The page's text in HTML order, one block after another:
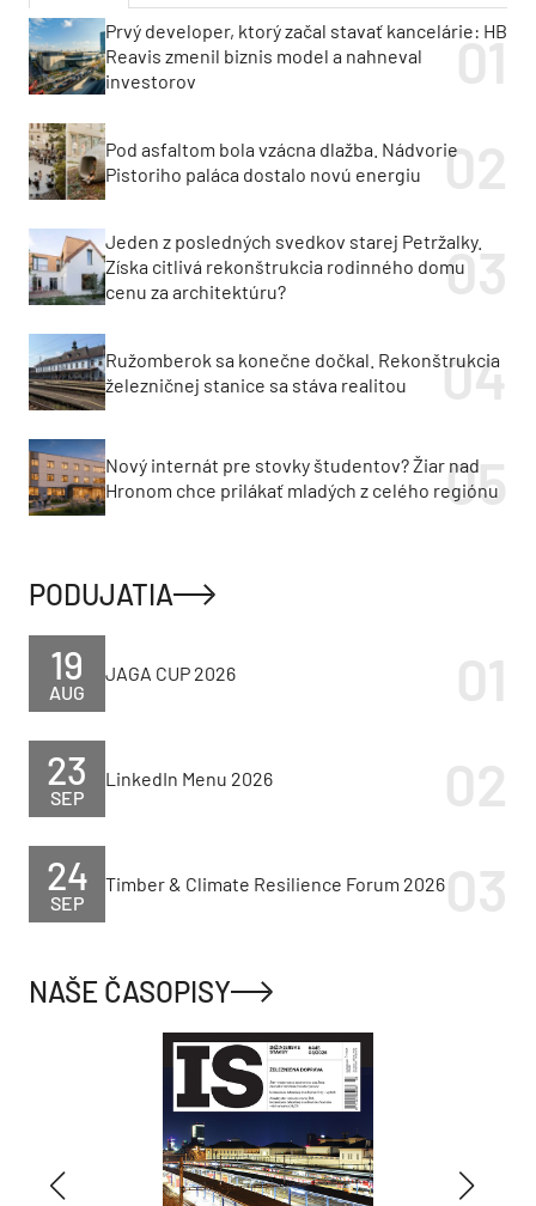
Prvý developer, ktorý začal stavať kancelárie: HB
Reavis zmenil biznis model a nahneval
investorov
Pod asfaltom bola vzácna dlažba. Nádvorie
Pistoriho paláca dostalo novú energiu
Jeden z posledných svedkov starej Petržalky.
Získa citlivá rekonštrukcia rodinného domu
cenu za architektúru?
Ružomberok sa konečne dočkal. Rekonštrukcia
železničnej stanice sa stáva realitou
Nový internát pre stovky študentov? Žiar nad
Hronom chce prilákať mladých z celého regiónu
PODUJATIA
AUG
19 JAGA CUP 2026
SEP
23 LinkedIn Menu 2026
SEP
24 Timber & Climate Resilience Forum 2026
NAŠE ČASOPISY